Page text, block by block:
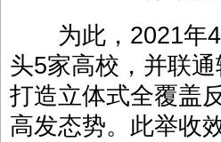
为此，2021年4
头5家高校，并联
打造立体式全覆盖
高发态势。此举收